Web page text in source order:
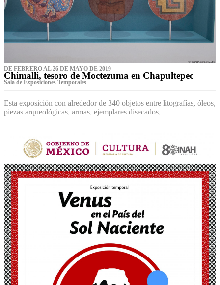
DE FEBRERO AL 26 DE MAYO DE 2019
Chimalli, tesoro de Moctezuma en Chapultepec
Sala de Exposiciones Temporales
Esta exposición con alrededor de 340 objetos entre litografías, óleos,
piezas arqueológicas, armas, ejemplares disecados,…